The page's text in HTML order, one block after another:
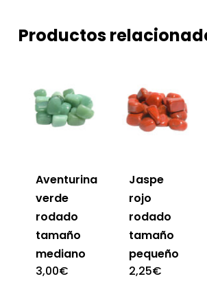
Productos
Aventurina
verde
rodado
tamaño
mediano
3,00€
Jaspe
rojo
rodado
tamaño
pequeño
2,25€